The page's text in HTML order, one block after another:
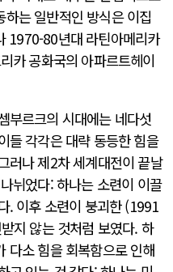
는 일반적인 방식은 이집
1970-80년대 라틴아메리카
카 공화국의 아파르트헤이
부르크의 시대에는 네다섯
들 각각은 대략 동등한 힘을
러나 제2차 세계대전이 끝날
뉘었다: 하나는 소련이 이끌
. 이후 소련이 붕괴한 (1991
지 않는 것처럼 보였다. 하
다소 힘을 회복함으로 인해